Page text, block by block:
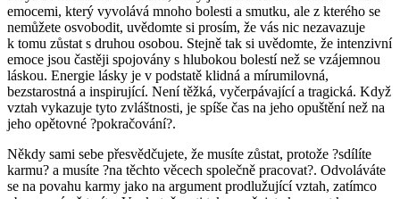
emocemi, který vyvolává mnoho bolesti a smutku, ale z kterého se
nemůžete osvobodit, uvědomte si prosím, že vás nic nezavazuje
k tomu zůstat s druhou osobou. Stejně tak si uvědomte, že intenzivní
emoce jsou častěji spojovány s hlubokou bolestí než se vzájemnou
láskou. Energie lásky je v podstatě klidná a mírumilovná,
bezstarostná a inspirující. Není těžká, vyčerpávající a tragická. Když
vztah vykazuje tyto zvláštnosti, je spíše čas na jeho opuštění než na
jeho opětovné ?pokračování?.
Někdy sami sebe přesvědčujete, že musíte zůstat, protože ?sdílíte
karmu? a musíte ?na těchto věcech společně pracovat?. Odvoláváte
se na povahu karmy jako na argument prodlužující vztah, zatímco